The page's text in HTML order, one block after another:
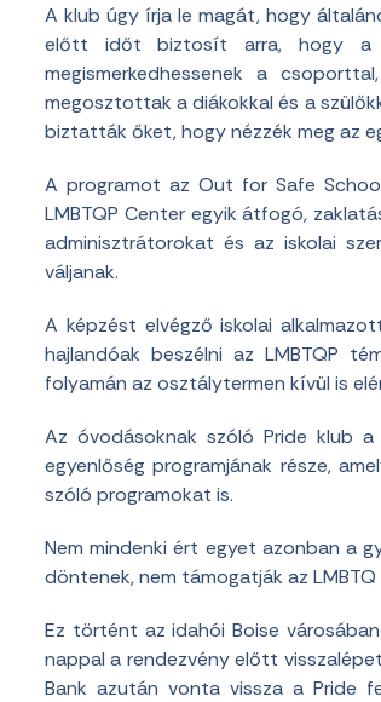
A klub úgy írja le magát, hogy
előtt időt biztosít arra, hogy a
megismerkedhessenek a
megosztottak a diákokkal és a
biztatták őket, hogy nézzék meg az
A programot az Out for Safe
LMBTQP Center egyik átfogó,
adminisztrátorokat és az iskolai
váljanak.
A képzést elvégző iskolai
hajlandóak beszélni az LMBTQP
folyamán az osztálytermen kívül is
Az óvodásoknak szóló Pride klub
egyenlőség programjának része,
szóló programokat is.
Nem mindenki ért egyet azonban a
döntenek, nem támogatják az
Ez történt az idahói Boise
nappal a rendezvény előtt
Bank azután vonta vissza a Pride